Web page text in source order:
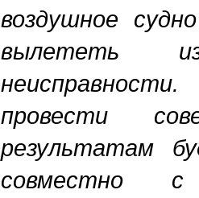
воздушное
вылететь
провести
результатам
совместно